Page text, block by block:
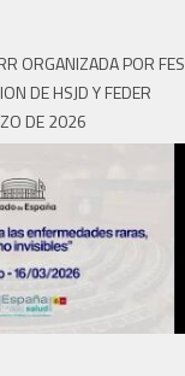
ORGANIZADA POR FES
DE HSJD Y FEDER
DE 2026